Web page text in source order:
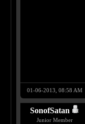
01-06-2013, 08:58 AM
SonofSatan
Junior Member